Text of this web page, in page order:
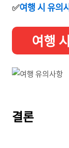
✅여행 시 유의
여행
결론